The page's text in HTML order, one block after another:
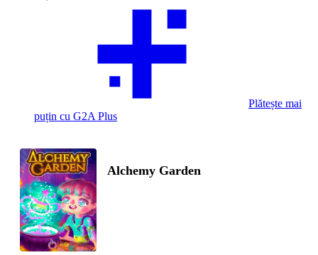
Plătește mai
puțin cu G2A Plus
Alchemy Garden